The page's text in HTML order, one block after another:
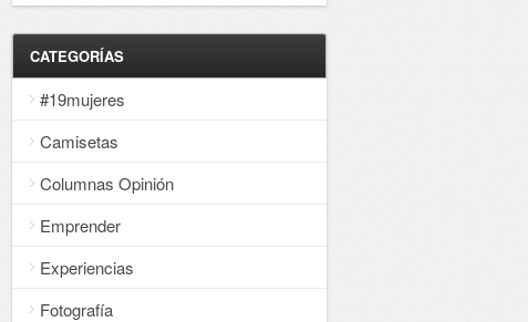
CATEGORÍAS
#19mujeres
Camisetas
Columnas Opinión
Emprender
Experiencias
Fotografía